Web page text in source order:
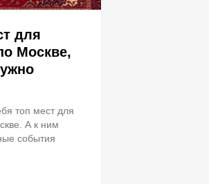
для
Москве,
топ мест для
А к ним
события